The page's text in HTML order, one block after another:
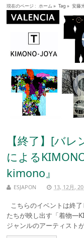
現在のページ : ホーム » Tag » 安藤
【終了】[バ
による
kimono』
ESJAPON 13, 12月,
こちらのイベントは終
たちが映し出す「着物
ジャンルのアーティスト